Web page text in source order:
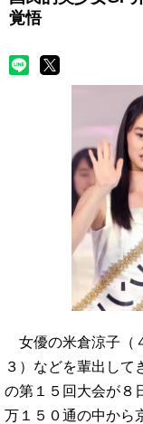
覚悟
女優の米倉涼子（
３）などを輩出して
の第１５回大会が８
万１５０通の中から